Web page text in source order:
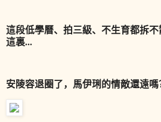
這段低學曆、拍三級、不生育都拆
這裏...
安陵容退圈了，馬伊琍的情敵還遠嗎